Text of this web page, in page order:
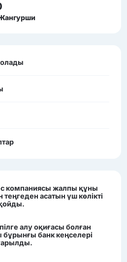
компаниясы жалпы құны
асатын үш көлікті
алу оқиғасы болған
бұрынғы банк кеңселері